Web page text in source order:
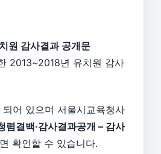
원 감사결과 공개문
2013~2018년 유치원 감사
어 있으며 서울시교육청사
렴결백·감사결과공개 – 감사
확인할 수 있습니다.